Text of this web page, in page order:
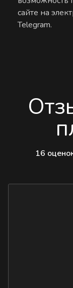
сайте на
Telegram.
16